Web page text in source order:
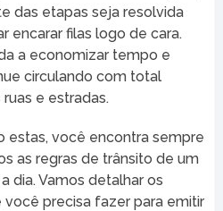
das etapas seja resolvida
encarar filas logo de cara.
a economizar tempo e
circulando com total
e estradas.
estas, você encontra sempre
as regras de trânsito de um
dia. Vamos detalhar os
precisa fazer para emitir